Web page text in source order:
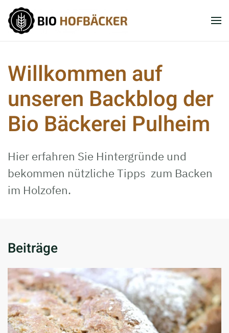
Skip to main content
Willkommen auf
unseren Backblog der
Bio Bäckerei Pulheim
Hier erfahren Sie Hintergründe und
bekommen nützliche Tipps zum Backen
im Holzofen.
Beiträge